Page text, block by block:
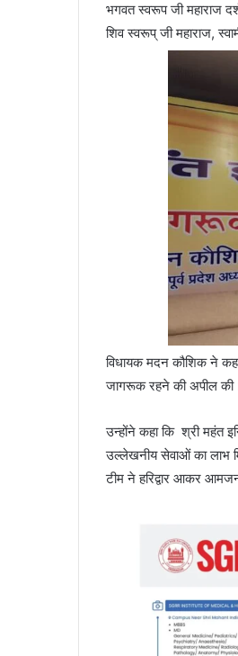
भगवत स्वरूप जी महाराज
शिव स्वरूप् जी महाराज,
विधायक मदन कौशिक ने
जागरूक रहने की अपील
उन्होंने कहा कि श्री महंत
उल्लेखनीय सेवाओं का लाभ
टीम ने हरिद्वार आकर